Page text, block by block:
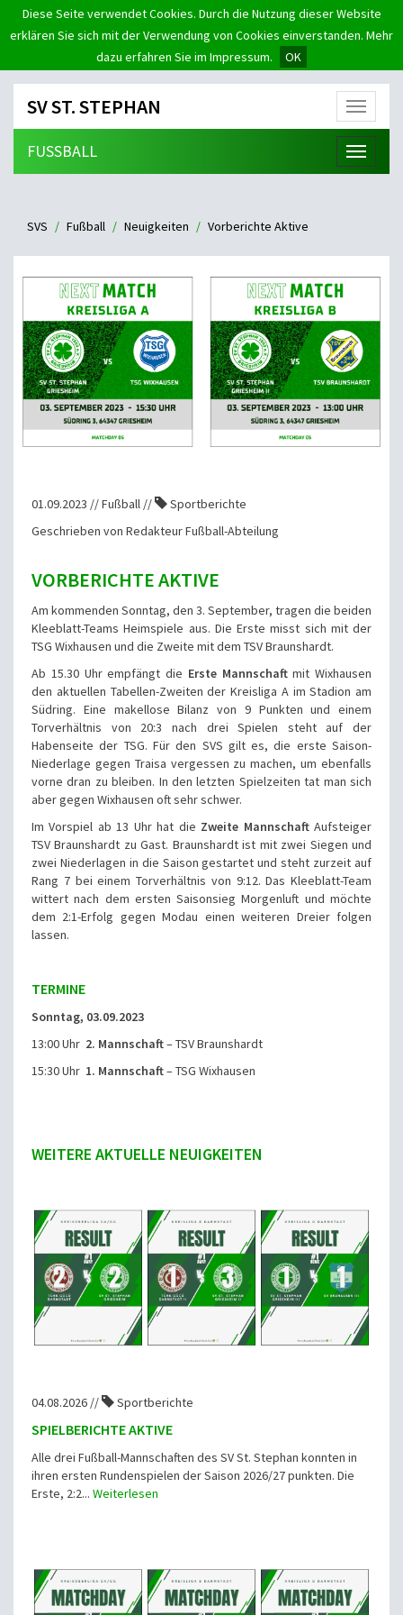
Diese Seite verwendet Cookies. Durch die Nutzung dieser Website
erklären Sie sich mit der Verwendung von Cookies einverstanden. Mehr
dazu erfahren Sie im Impressum.
OK
Menü
SV ST. STEPHAN
Menü
FUSSBALL
SVS Fußball Neuigkeiten Vorberichte Aktive
01.09.2023 // Fußball //
Sportberichte
Geschrieben von Redakteur Fußball-Abteilung
VORBERICHTE AKTIVE
Am kommenden Sonntag, den 3. September, tragen die beiden
Kleeblatt-Teams Heimspiele aus. Die Erste misst sich mit der
TSG Wixhausen und die Zweite mit dem TSV Braunshardt.
Ab 15.30 Uhr empfängt die Erste Mannschaftmit Wixhausen
den aktuellen Tabellen-Zweiten der Kreisliga A im Stadion am
Südring. Eine makellose Bilanz von 9 Punkten und einem
Torverhältnis von 20:3 nach drei Spielen steht auf der
Habenseite der TSG. Für den SVS gilt es, die erste Saison-
Niederlage gegen Traisa vergessen zu machen, um ebenfalls
vorne dran zu bleiben. In den letzten Spielzeiten tat man sich
aber gegen Wixhausen oft sehr schwer.
Im Vorspiel ab 13 Uhr hat die Zweite MannschaftAufsteiger
TSV Braunshardt zu Gast. Braunshardt ist mit zwei Siegen und
zwei Niederlagen in die Saison gestartet und steht zurzeit auf
Rang 7 bei einem Torverhältnis von 9:12. Das Kleeblatt-Team
wittert nach dem ersten Saisonsieg Morgenluft und möchte
dem 2:1-Erfolg gegen Modau einen weiteren Dreier folgen
lassen.
TERMINE
Sonntag, 03.09.2023
13:00 Uhr 2. Mannschaft– TSV Braunshardt
15:30 Uhr 1. Mannschaft– TSG Wixhausen
WEITERE AKTUELLE NEUIGKEITEN
04.08.2026 // Sportberichte
SPIELBERICHTE AKTIVE
Alle drei Fußball-Mannschaften des SV St. Stephan konnten in
ihren ersten Rundenspielen der Saison 2026/27 punkten. Die
Erste, 2:2... Weiterlesen